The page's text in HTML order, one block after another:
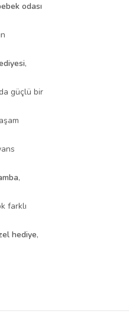
odası
,
güçlü bir
,
farklı
hediye,